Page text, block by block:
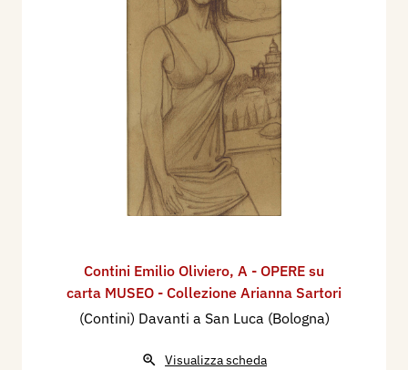
Contini Emilio Oliviero, A - OPERE su
carta MUSEO - Collezione Arianna Sartori
(Contini) Davanti a San Luca (Bologna)
Visualizza scheda